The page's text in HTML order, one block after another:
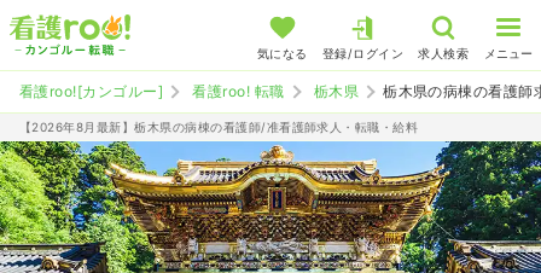
気になる 登録/ログイン 求人検索 メニュー
看護roo![カンゴルー] 看護roo! 転職 栃木県 栃木県の病棟の看護師
【2026年8月最新】栃木県の病棟の看護師/准看護師求人・転職・給料